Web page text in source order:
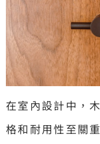
在室內設計中，
格和耐用性至關